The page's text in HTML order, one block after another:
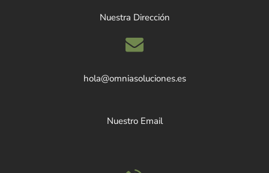
Nuestra Dirección
hola@omniasoluciones.es
Nuestro Email